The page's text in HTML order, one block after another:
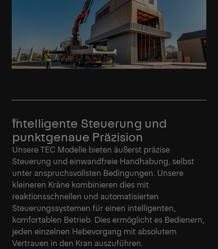
Intelligente Steuerung und
punktgenaue Präzision
Unsere TEC Modelle bieten äußerst präzise
Steuerung und einwandfreie Handhabung, selbst
unter anspruchsvollsten Bedingungen. Unsere
kleineren Kräne kombinieren dies mit
reaktionsschnellen und automatisierten
Steuerungssystemen für einen intelligenten,
komfortablen Betrieb. Dies ermöglicht es Bedienern,
jeden einzelnen Hebevorgang mit absolutem
Vertrauen in den Kran auszuführen.